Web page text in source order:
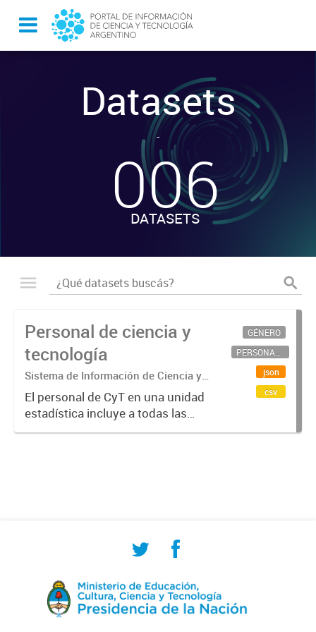
Datasets
-
006
DATASETS
Personal de ciencia y
tecnología
Sistema de Información de Ciencia y
Tecnología Argentino (SICYTAR)
El personal de CyT en una unidad
estadística incluye a todas las
personas involucradas
GÉNERO
PERSONAL CIENTÍFICO-TECNOLÓGICO
json
csv